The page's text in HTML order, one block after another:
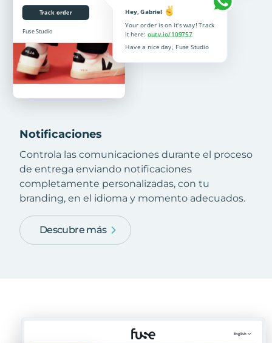
Notificaciones
Controla las comunicaciones durante el proceso
de entrega enviando notificaciones
completamente personalizadas, con tu
branding, en el idioma y momento adecuados.
Descubre más